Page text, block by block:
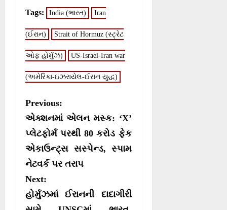
r
e
w
i
t
r
)
r
e
n
e
b
o
o
r
e
n
t
s
A
p
Tags: India (ભારત) Iran
(ઈરાન) Strait of Hormuz (સ્ટ્રેટ
ઓફ હોર્મુઝ) US-Israel-Iran war
(અમેરિકા-ઇઝરાયેલ-ઈરાન યુદ્ધ)
P
o
s
t
n
a
v
Previous:
એક્શનમાં એલન મસ્ક: ‘X’
પ્લેટફોર્મ પરથી 80 કરોડ ફેક
એકાઉન્ટ્સ સસ્પેન્ડ, સ્પામ
નેટવર્ક પર તરાપ
Next:
હોર્મુઝમાં ઈરાનની દાદાગીરી